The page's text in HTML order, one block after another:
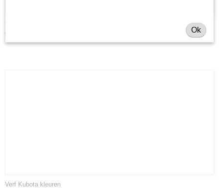
Tandhouder CBR Ceccato
€ 9,68
Verf Kubota kleuren
Ok